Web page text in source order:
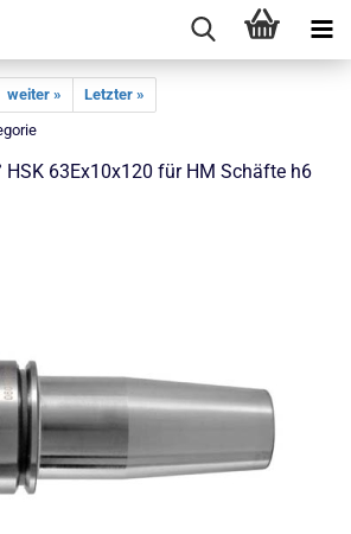
weiter »
Letzter »
63Ex10x120 für HM Schäfte h6